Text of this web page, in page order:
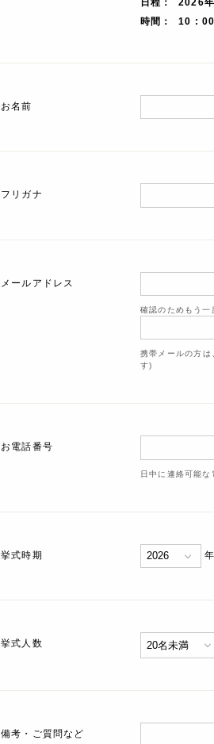
日程
2026
時間
10 : 00
お名前
フリガナ
メールアドレス
確認のためもう一
携帯メールの方
す)
お電話番号
日中に連絡可能な
挙式時期 年
挙式人数
備考・ご質問など